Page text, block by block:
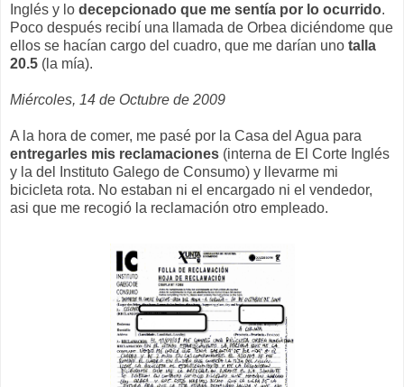
Inglés y lo decepcionado que me sentía por lo ocurrido.
Poco después recibí una llamada de Orbea diciéndome que
ellos se hacían cargo del cuadro, que me darían uno talla
20.5 (la mía).
Miércoles, 14 de Octubre de 2009
A la hora de comer, me pasé por la Casa del Agua para
entregarles mis reclamaciones (interna de El Corte Inglés
y la del Instituto Galego de Consumo) y llevarme mi
bicicleta rota. No estaban ni el encargado ni el vendedor,
asi que me recogió la reclamación otro empleado.